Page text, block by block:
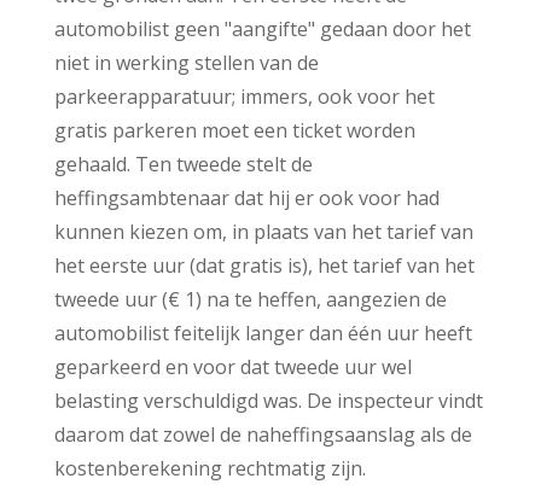
automobilist geen "aangifte" gedaan door het
niet in werking stellen van de
parkeerapparatuur; immers, ook voor het
gratis parkeren moet een ticket worden
gehaald. Ten tweede stelt de
heffingsambtenaar dat hij er ook voor had
kunnen kiezen om, in plaats van het tarief van
het eerste uur (dat gratis is), het tarief van het
tweede uur (€ 1) na te heffen, aangezien de
automobilist feitelijk langer dan één uur heeft
geparkeerd en voor dat tweede uur wel
belasting verschuldigd was. De inspecteur vindt
daarom dat zowel de naheffingsaanslag als de
kostenberekening rechtmatig zijn.